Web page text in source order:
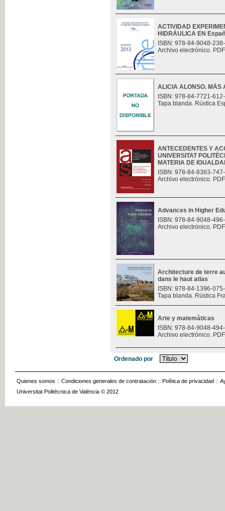
ACTIVIDAD
HIDRÁULICA EN
ISBN: 978-84-9048-
Archivo electrónico.
ALICIA ALONSO. MÁS
ISBN: 978-84-7721-
Tapa blanda. Rústica
ANTECEDENTES Y
UNIVERSITAT
MATERIA DE
ISBN: 978-84-8363-
Archivo electrónico.
Advances in Higher
ISBN: 978-84-9048-
Archivo electrónico.
Architecture de terre
dans le haut atlas
ISBN: 978-84-1396-
Tapa blanda. Rústica
Arte y matemáticas
ISBN: 978-84-9048-
Archivo electrónico.
Ordenado por
Quienes somos :: Condiciones generales de contratación :: Política de privacidad ::
Universitat Politècnica de València © 2012